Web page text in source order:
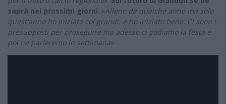
saprà nei prossimi giorni: «Alleno da qualche anno ma solo
quest'anno ho iniziato coi grandi, e ho iniziato bene. Ci sono i
presupposti per proseguire ma adesso ci godiamo la festa e
poi ne parleremo in settimana».